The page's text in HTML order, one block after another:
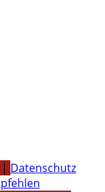
| Datenschutz